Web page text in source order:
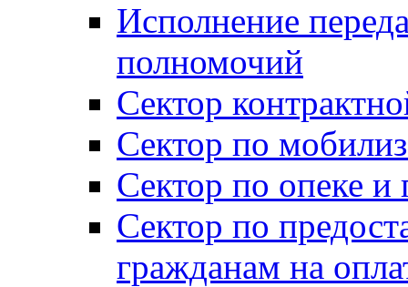
Исполнение
полномочий
Сектор
Сектор по
Сектор по опеке и
Сектор по
гражданам на